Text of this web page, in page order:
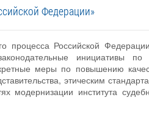
Федерации»
процесса Российской
инициативы по
меры по повышению
этическим
модернизации института